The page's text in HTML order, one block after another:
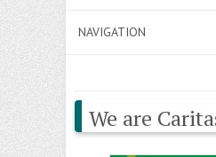
We are